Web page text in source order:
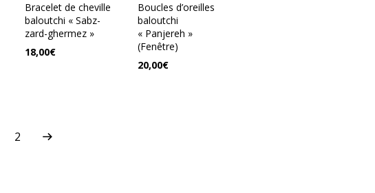
Bracelet de cheville
baloutchi « Sabz-
zard-ghermez »
18,00€
Boucles d’oreilles
baloutchi
« Panjereh »
(Fenêtre)
20,00€
2